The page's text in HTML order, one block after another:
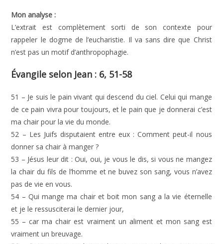
Mon analyse :
L’extrait est complètement sorti de son contexte pour
rappeler le dogme de l’eucharistie. Il va sans dire que Christ
n’est pas un motif d’anthropophagie.
Évangile selon Jean : 6, 51-58
51 – Je suis le pain vivant qui descend du ciel. Celui qui mange
de ce pain vivra pour toujours, et le pain que je donnerai c’est
ma chair pour la vie du monde.
52 – Les Juifs disputaient entre eux : Comment peut-il nous
donner sa chair à manger ?
53 – Jésus leur dit : Oui, oui, je vous le dis, si vous ne mangez
la chair du fils de l’homme et ne buvez son sang, vous n’avez
pas de vie en vous.
54 – Qui mange ma chair et boit mon sang a la vie éternelle
et je le ressusciterai le dernier jour,
55 – car ma chair est vraiment un aliment et mon sang est
vraiment un breuvage.